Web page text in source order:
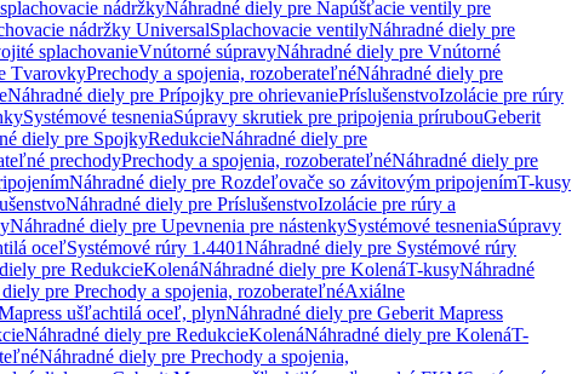
nádržkyNáhradné diely pre Napúšťacie ventily pre
nádržky UniversalSplachovacie ventilyNáhradné diely pre
splachovanieVnútorné súpravyNáhradné diely pre Vnútorné
TvarovkyPrechody a spojenia, rozoberateľnéNáhradné diely pre
Náhradné diely pre Prípojky pre ohrievaniePríslušenstvoIzolácie pre rúry
Systémové tesneniaSúpravy skrutiek pre pripojenia prírubouGeberit
diely pre SpojkyRedukcieNáhradné diely pre
prechodyPrechody a spojenia, rozoberateľnéNáhradné diely pre
Náhradné diely pre Rozdeľovače so závitovým pripojenímT-kusy
Náhradné diely pre PríslušenstvoIzolácie pre rúry a
Náhradné diely pre Upevnenia pre nástenkySystémové tesneniaSúpravy
oceľSystémové rúry 1.4401Náhradné diely pre Systémové rúry
pre RedukcieKolenáNáhradné diely pre KolenáT-kusyNáhradné
pre Prechody a spojenia, rozoberateľnéAxiálne
ušľachtilá oceľ, plynNáhradné diely pre Geberit Mapress
Náhradné diely pre RedukcieKolenáNáhradné diely pre KolenáT-
Náhradné diely pre Prechody a spojenia,